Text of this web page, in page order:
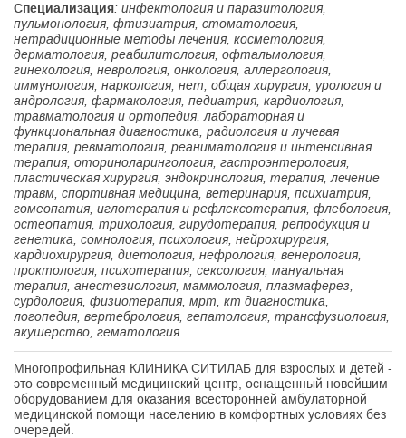
Специализация: инфектология и паразитология,
пульмонология, фтизиатрия, стоматология,
нетрадиционные методы лечения, косметология,
дерматология, реабилитология, офтальмология,
гинекология, неврология, онкология, аллергология,
иммунология, наркология, нет, общая хирургия, урология и
андрология, фармакология, педиатрия, кардиология,
травматология и ортопедия, лабораторная и
функциональная диагностика, радиология и лучевая
терапия, ревматология, реаниматология и интенсивная
терапия, оториноларингология, гастроэнтерология,
пластическая хирургия, эндокринология, терапия, лечение
травм, спортивная медицина, ветеринария, психиатрия,
гомеопатия, иглотерапия и рефлексотерапия, флебология,
остеопатия, трихология, гирудотерапия, репродукция и
генетика, сомнология, психология, нейрохирургия,
кардиохирургия, диетология, нефрология, венерология,
проктология, психотерапия, сексология, мануальная
терапия, анестезиология, маммология, плазмаферез,
сурдология, физиотерапия, мрт, кт диагностика,
логопедия, вертебрология, гепатология, трансфузиология,
акушерство, гематология
Многопрофильная КЛИНИКА СИТИЛАБ для взрослых и детей -
это современный медицинский центр, оснащенный новейшим
оборудованием для оказания всесторонней амбулаторной
медицинской помощи населению в комфортных условиях без
очередей.